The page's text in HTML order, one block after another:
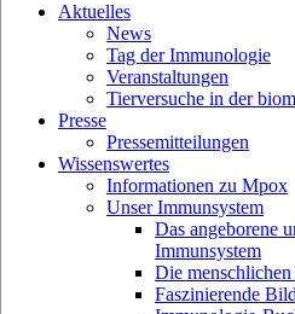
Aktuelles
News
Tag der Immunologie
Veranstaltungen
Tierversuche in der
Presse
Pressemitteilungen
Wissenswertes
Informationen zu Mpox
Unser Immunsystem
Das angeborene
Immunsystem
Die
Faszinierende